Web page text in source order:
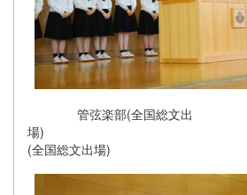
管弦楽部(全国総文出
場) 囲碁将棋
(全国総文出場)